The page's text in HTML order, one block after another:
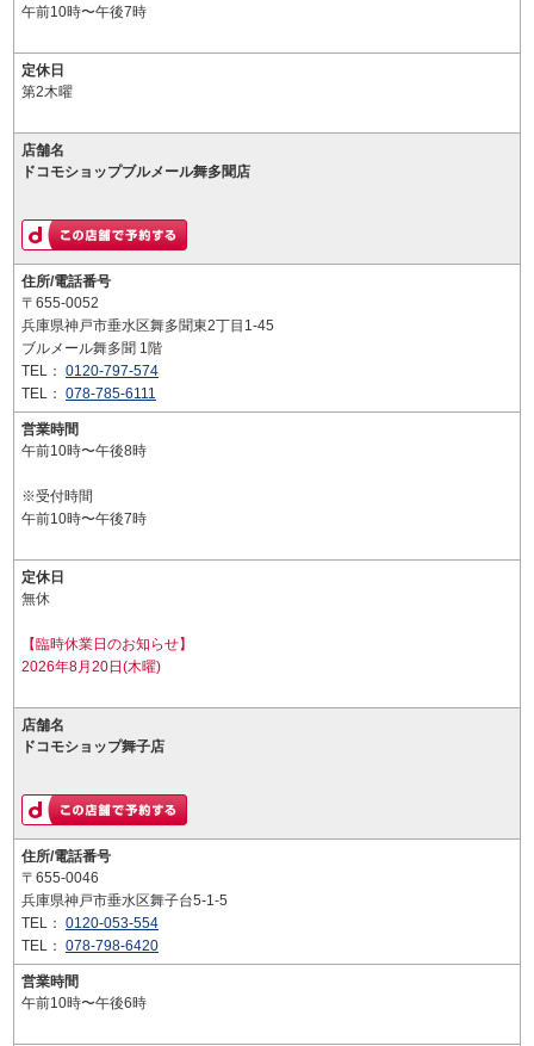
午前10時〜午後7時
定休日
第2木曜
店舗名
ドコモショップブルメール舞多聞店
住所/電話番号
〒655-0052
兵庫県神戸市垂水区舞多聞東2丁目1-45
ブルメール舞多聞 1階
TEL： 0120-797-574
TEL： 078-785-6111
営業時間
午前10時〜午後8時
※受付時間
午前10時〜午後7時
定休日
無休
【臨時休業日のお知らせ】
2026年8月20日(木曜)
店舗名
ドコモショップ舞子店
住所/電話番号
〒655-0046
兵庫県神戸市垂水区舞子台5-1-5
TEL： 0120-053-554
TEL： 078-798-6420
営業時間
午前10時〜午後6時